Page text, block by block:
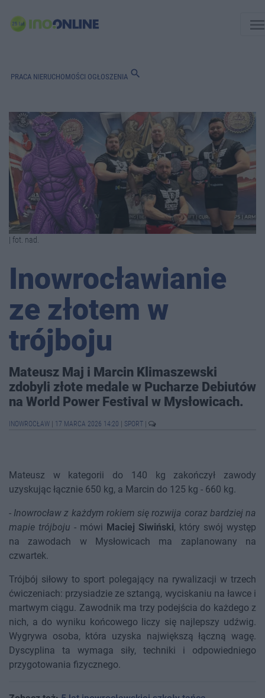
PRACA NIERUCHOMOŚCI OGŁOSZENIA search
| fot. nad.
Inowrocławianie
ze złotem w
trójboju
Mateusz Maj i Marcin Klimaszewski
zdobyli złote medale w Pucharze Debiutów
na World Power Festival w Mysłowicach.
INOWROCŁAW 17 MARCA 2026 14:20 SPORT
Mateusz w kategorii do 140 kg zakończył zawody
uzyskując łącznie 650 kg, a Marcin do 125 kg - 660 kg.
- Inowrocław z każdym rokiem się rozwija coraz bardziej na
mapie trójboju - mówi Maciej Siwiński, który swój występ
na zawodach w Mysłowicach ma zaplanowany na
czwartek.
Trójbój siłowy to sport polegający na rywalizacji w trzech
ćwiczeniach: przysiadzie ze sztangą, wyciskaniu na ławce i
martwym ciągu. Zawodnik ma trzy podejścia do każdego z
nich, a do wyniku końcowego liczy się najlepszy udźwig.
Wygrywa osoba, która uzyska największą łączną wagę.
Dyscyplina ta wymaga siły, techniki i odpowiedniego
przygotowania fizycznego.